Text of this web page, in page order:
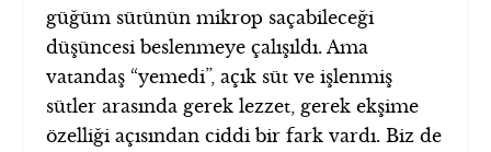
güğüm sütünün mikrop saçabileceği
düşüncesi beslenmeye çalışıldı. Ama
vatandaş “yemedi”, açık süt ve işlenmiş
sütler arasında gerek lezzet, gerek ekşime
özelliği açısından ciddi bir fark vardı. Biz de